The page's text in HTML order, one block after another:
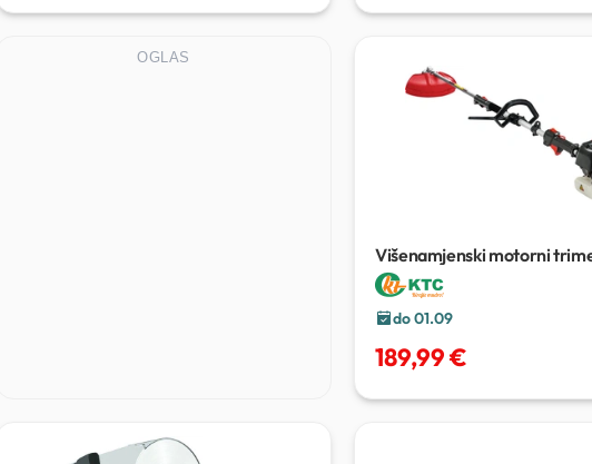
OGLAS
Višenamjenski motorni
TU-MT430
do 01.09
189,99 €